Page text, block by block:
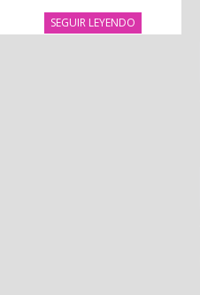
SEGUIR LEYENDO